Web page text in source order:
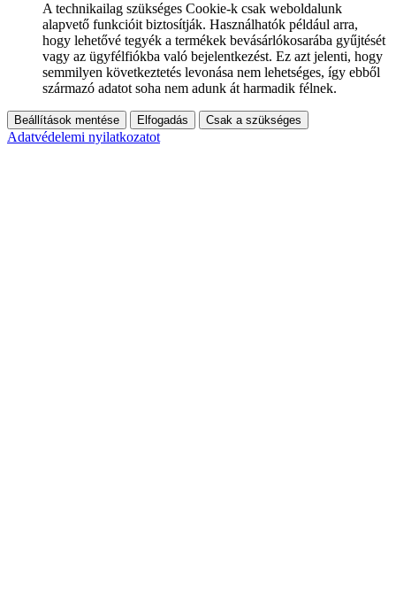
A technikailag szükséges Cookie-k csak weboldalunk
alapvető funkcióit biztosítják. Használhatók például arra,
hogy lehetővé tegyék a termékek bevásárlókosarába gyűjtését
vagy az ügyfélfiókba való bejelentkezést. Ez azt jelenti, hogy
semmilyen következtetés levonása nem lehetséges, így ebből
származó adatot soha nem adunk át harmadik félnek.
Beállítások mentése Elfogadás Csak a szükséges
Adatvédelemi nyilatkozatot